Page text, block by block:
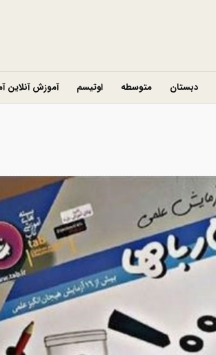
دبستان متوسطه اوتیسم آموزش آنلاین